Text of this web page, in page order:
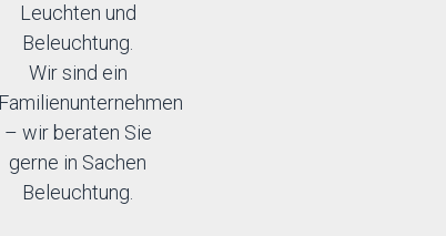
Leuchten und
Beleuchtung.
Wir sind ein
– wir beraten Sie
gerne in Sachen
Beleuchtung.